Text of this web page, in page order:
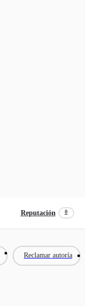
Reputación 0
Reclamar autoría